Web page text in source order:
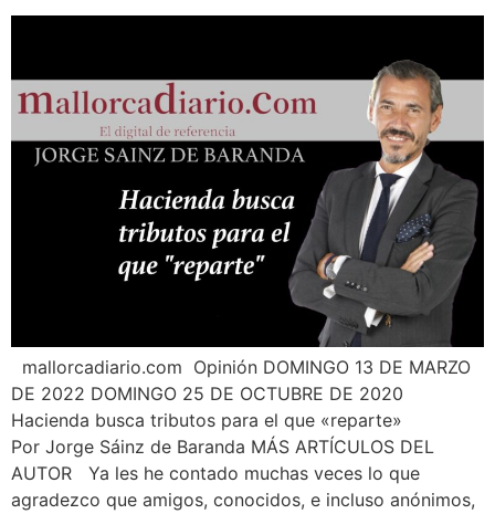
mallorcadiario.com Opinión DOMINGO 13 DE MARZO
DE 2022 DOMINGO 25 DE OCTUBRE DE 2020
Hacienda busca tributos para el que «reparte»
Por Jorge Sáinz de Baranda MÁS ARTÍCULOS DEL
AUTOR Ya les he contado muchas veces lo que
agradezco que amigos, conocidos, e incluso anónimos,